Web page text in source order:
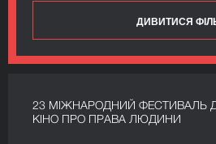
ДИВИТИСЯ
23 МІЖНАРОДНИЙ ФЕСТИВАЛЬ
КІНО ПРО ПРАВА ЛЮДИНИ